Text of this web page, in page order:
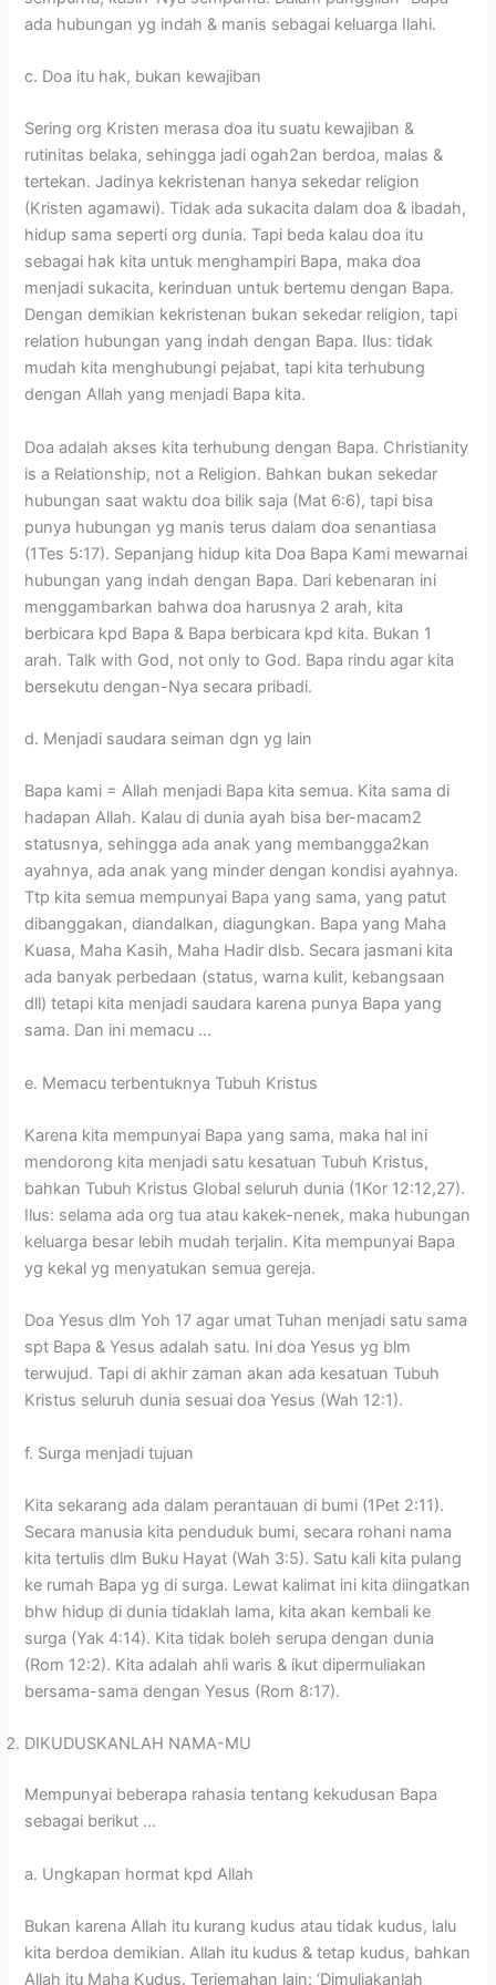
ada hubungan yg indah & manis sebagai keluarga Ilahi.
c. Doa itu hak, bukan kewajiban
Sering org Kristen merasa doa itu suatu kewajiban &
rutinitas belaka, sehingga jadi ogah2an berdoa, malas &
tertekan. Jadinya kekristenan hanya sekedar religion
(Kristen agamawi). Tidak ada sukacita dalam doa & ibadah,
hidup sama seperti org dunia. Tapi beda kalau doa itu
sebagai hak kita untuk menghampiri Bapa, maka doa
menjadi sukacita, kerinduan untuk bertemu dengan Bapa.
Dengan demikian kekristenan bukan sekedar religion, tapi
relation hubungan yang indah dengan Bapa. Ilus: tidak
mudah kita menghubungi pejabat, tapi kita terhubung
dengan Allah yang menjadi Bapa kita.
Doa adalah akses kita terhubung dengan Bapa. Christianity
is a Relationship, not a Religion. Bahkan bukan sekedar
hubungan saat waktu doa bilik saja (Mat 6:6), tapi bisa
punya hubungan yg manis terus dalam doa senantiasa
(1Tes 5:17). Sepanjang hidup kita Doa Bapa Kami mewarnai
hubungan yang indah dengan Bapa. Dari kebenaran ini
menggambarkan bahwa doa harusnya 2 arah, kita
berbicara kpd Bapa & Bapa berbicara kpd kita. Bukan 1
arah. Talk with God, not only to God. Bapa rindu agar kita
bersekutu dengan-Nya secara pribadi.
d. Menjadi saudara seiman dgn yg lain
Bapa kami = Allah menjadi Bapa kita semua. Kita sama di
hadapan Allah. Kalau di dunia ayah bisa ber-macam2
statusnya, sehingga ada anak yang membangga2kan
ayahnya, ada anak yang minder dengan kondisi ayahnya.
Ttp kita semua mempunyai Bapa yang sama, yang patut
dibanggakan, diandalkan, diagungkan. Bapa yang Maha
Kuasa, Maha Kasih, Maha Hadir dlsb. Secara jasmani kita
ada banyak perbedaan (status, warna kulit, kebangsaan
dll) tetapi kita menjadi saudara karena punya Bapa yang
sama. Dan ini memacu …
e. Memacu terbentuknya Tubuh Kristus
Karena kita mempunyai Bapa yang sama, maka hal ini
mendorong kita menjadi satu kesatuan Tubuh Kristus,
bahkan Tubuh Kristus Global seluruh dunia (1Kor 12:12,27).
Ilus: selama ada org tua atau kakek-nenek, maka hubungan
keluarga besar lebih mudah terjalin. Kita mempunyai Bapa
yg kekal yg menyatukan semua gereja.
Doa Yesus dlm Yoh 17 agar umat Tuhan menjadi satu sama
spt Bapa & Yesus adalah satu. Ini doa Yesus yg blm
terwujud. Tapi di akhir zaman akan ada kesatuan Tubuh
Kristus seluruh dunia sesuai doa Yesus (Wah 12:1).
f. Surga menjadi tujuan
Kita sekarang ada dalam perantauan di bumi (1Pet 2:11).
Secara manusia kita penduduk bumi, secara rohani nama
kita tertulis dlm Buku Hayat (Wah 3:5). Satu kali kita pulang
ke rumah Bapa yg di surga. Lewat kalimat ini kita diingatkan
bhw hidup di dunia tidaklah lama, kita akan kembali ke
surga (Yak 4:14). Kita tidak boleh serupa dengan dunia
(Rom 12:2). Kita adalah ahli waris & ikut dipermuliakan
bersama-sama dengan Yesus (Rom 8:17).
DIKUDUSKANLAH NAMA-MU
Mempunyai beberapa rahasia tentang kekudusan Bapa
sebagai berikut …
a. Ungkapan hormat kpd Allah
Bukan karena Allah itu kurang kudus atau tidak kudus, lalu
kita berdoa demikian. Allah itu kudus & tetap kudus, bahkan
Allah itu Maha Kudus. Terjemahan lain: ‘Dimuliakanlah